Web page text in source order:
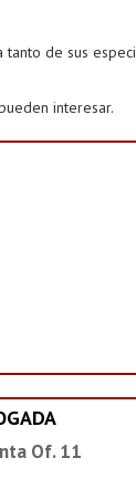
de sus
interesar.
Of. 11